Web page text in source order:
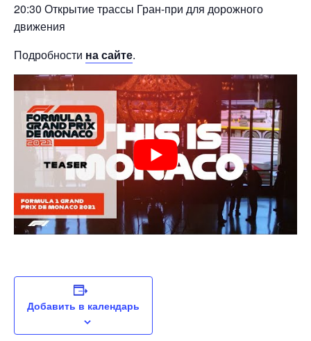
20:30 Открытие трассы Гран-при для дорожного
движения
Подробности на сайте.
Добавить в календарь